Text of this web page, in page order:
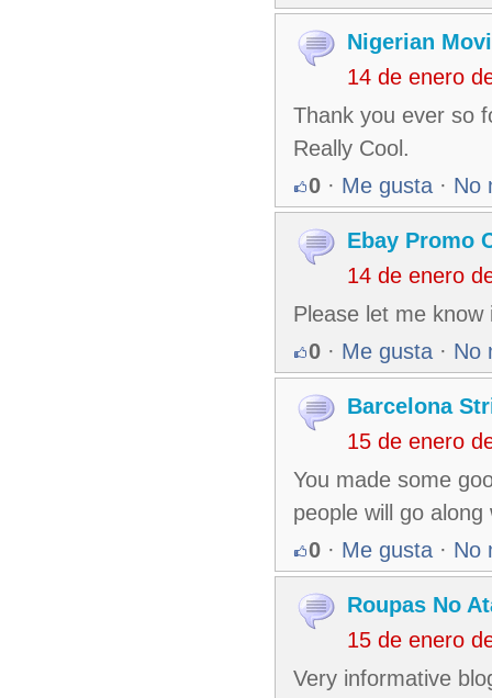
Nigerian
14 de enero
Thank you ever so
Really Cool.
0 · Me gusta · No
Ebay Promo
14 de enero
Please let me
0 · Me gusta · No
Barcelona
15 de enero
You made some
people will go
0 · Me gusta · No
Roupas No
15 de enero
Very informative